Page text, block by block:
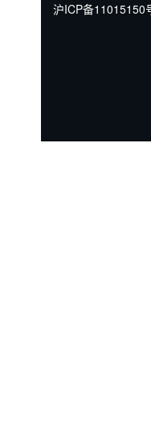
沪ICP备11015150